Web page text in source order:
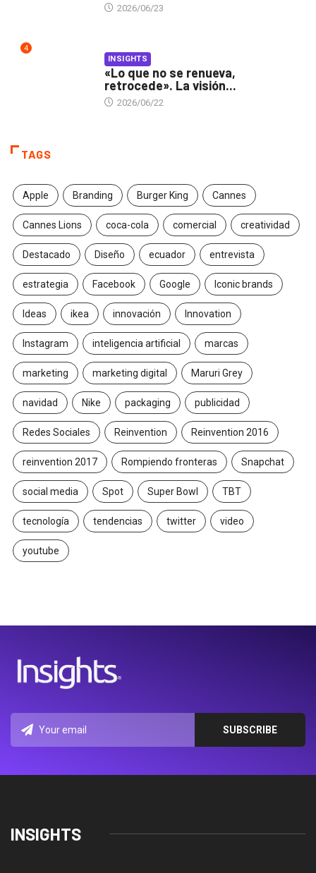
2026/06/23
4
INSIGHTS
«Lo que no se renueva,
retrocede». La visión...
2026/06/22
TAGS
Apple Branding Burger King Cannes
Cannes Lions coca-cola comercial creatividad
Destacado Diseño ecuador entrevista
estrategia Facebook Google Iconic brands
Ideas ikea innovación Innovation
Instagram inteligencia artificial marcas
marketing marketing digital Maruri Grey
navidad Nike packaging publicidad
Redes Sociales Reinvention Reinvention 2016
reinvention 2017 Rompiendo fronteras Snapchat
social media Spot Super Bowl TBT
tecnología tendencias twitter video
youtube
INSIGHTS